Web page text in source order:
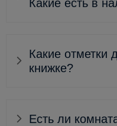
Какие есть в
Какие отметки
книжке?
Есть ли